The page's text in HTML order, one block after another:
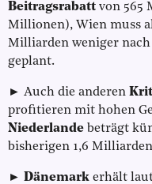
Beitragsrabatt von 565
Millionen), Wien muss
Milliarden weniger nach
geplant.
► Auch die anderen
profitieren mit hohen
Niederlande beträgt
bisherigen 1,6
► Dänemark erhält